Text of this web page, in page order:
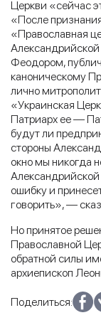
Церкви «сейчас
«После
«Православная
Феодором,
каноническому
лично
«Украинская
Патриарх ее —
будут ли
стороны
окно мы никогда
ошибку и
говорить», —
Но принятое
Православной
обратной силы
архиепископ
Поделиться: